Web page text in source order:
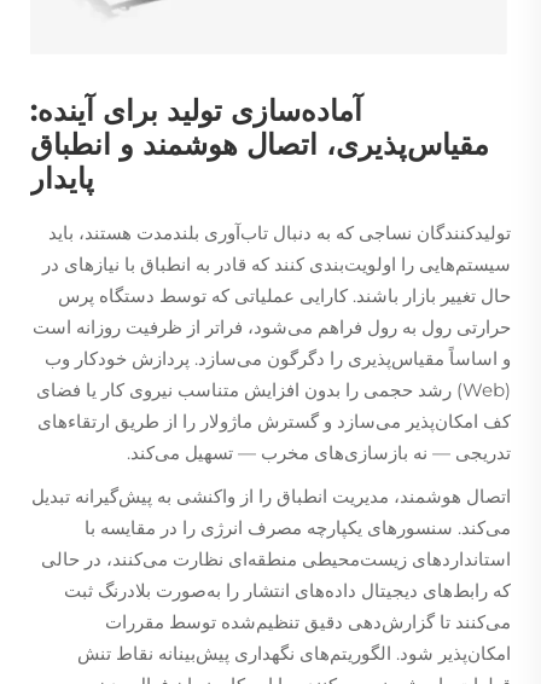
آماده‌سازی تولید برای آینده:
مقیاس‌پذیری، اتصال هوشمند و انطباق
پایدار
تولیدکنندگان نساجی که به دنبال تاب‌آوری بلندمدت هستند، باید
سیستم‌هایی را اولویت‌بندی کنند که قادر به انطباق با نیازهای در
حال تغییر بازار باشند. کارایی عملیاتی که توسط دستگاه پرس
حرارتی رول به رول فراهم می‌شود، فراتر از ظرفیت روزانه است
و اساساً مقیاس‌پذیری را دگرگون می‌سازد. پردازش خودکار وب
(Web) رشد حجمی را بدون افزایش متناسب نیروی کار یا فضای
کف امکان‌پذیر می‌سازد و گسترش ماژولار را از طریق ارتقاء‌های
تدریجی — نه بازسازی‌های مخرب — تسهیل می‌کند.
اتصال هوشمند، مدیریت انطباق را از واکنشی به پیش‌گیرانه تبدیل
می‌کند. سنسورهای یکپارچه مصرف انرژی را در مقایسه با
استانداردهای زیست‌محیطی منطقه‌ای نظارت می‌کنند، در حالی
که رابط‌های دیجیتال داده‌های انتشار را به‌صورت بلادرنگ ثبت
می‌کنند تا گزارش‌دهی دقیق تنظیم‌شده توسط مقررات
امکان‌پذیر شود. الگوریتم‌های نگهداری پیش‌بینانه نقاط تنش